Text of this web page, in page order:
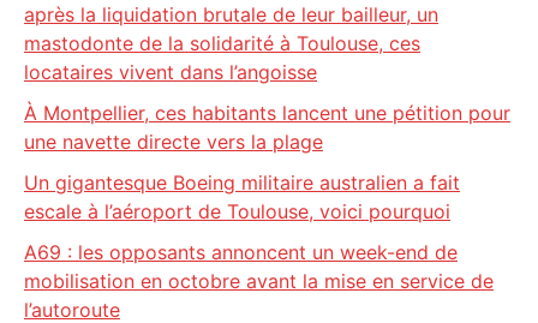
après la liquidation brutale de leur bailleur, un
mastodonte de la solidarité à Toulouse, ces
locataires vivent dans l’angoisse
À Montpellier, ces habitants lancent une pétition pour
une navette directe vers la plage
Un gigantesque Boeing militaire australien a fait
escale à l’aéroport de Toulouse, voici pourquoi
A69 : les opposants annoncent un week-end de
mobilisation en octobre avant la mise en service de
l’autoroute